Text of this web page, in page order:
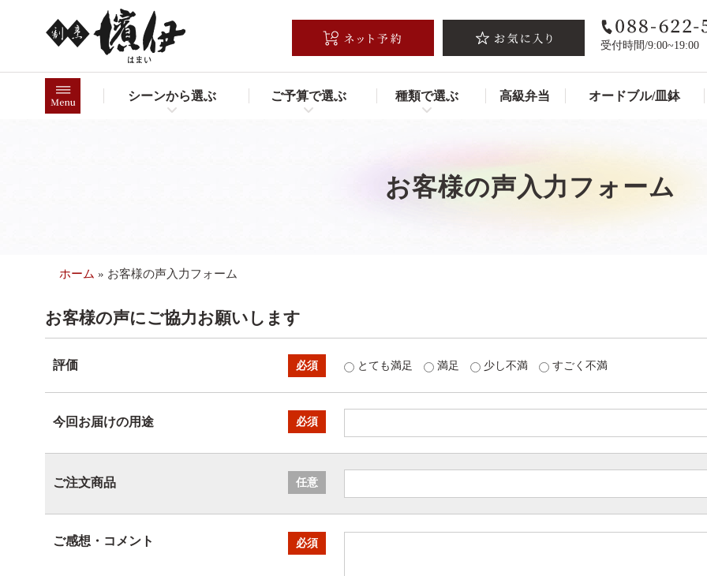
受付時間/9:00~19:00
シーンから選ぶ ご予算で選ぶ 種類で選ぶ 高級弁当 オードブル/皿鉢
お客様の声入力フォーム
ホーム » お客様の声入力フォーム
お客様の声にご協力お願いします
評価 必須 とても満足 満足 少し不満 すごく不満
今回お届けの用途 必須
ご注文商品 任意
ご感想・コメント 必須